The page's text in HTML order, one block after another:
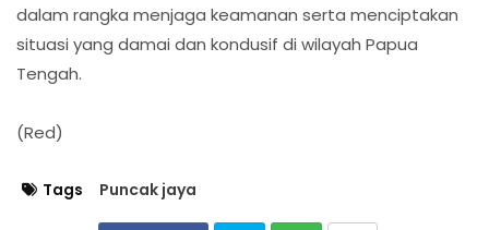
dalam rangka menjaga keamanan serta menciptakan
situasi yang damai dan kondusif di wilayah Papua
Tengah.
(Red)
Tags Puncak jaya